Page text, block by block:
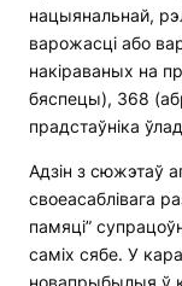
нацыянальнай,
варожасці або
накіраваных на
бяспецы), 368
прадстаўніка
Адзін з сюжэтаў
своеасаблівага
памяці”
саміх сябе. У
новапрыбылыя ў